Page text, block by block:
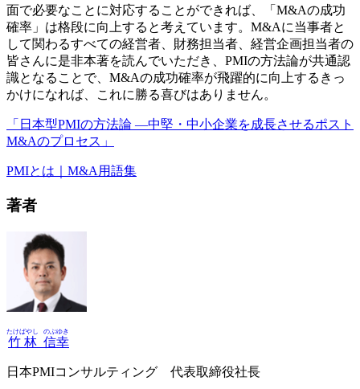
面で必要なことに対応することができれば、「M&Aの成功
確率」は格段に向上すると考えています。M&Aに当事者と
して関わるすべての経営者、財務担当者、経営企画担当者の
皆さんに是非本著を読んでいただき、PMIの方法論が共通認
識となることで、M&Aの成功確率が飛躍的に向上するきっ
かけになれば、これに勝る喜びはありません。
「日本型PMIの方法論 ―中堅・中小企業を成長させるポスト
M&Aのプロセス」
PMIとは｜M&A用語集
著者
竹林
たけばやし
信幸
のぶゆき
日本PMIコンサルティング 代表取締役社長